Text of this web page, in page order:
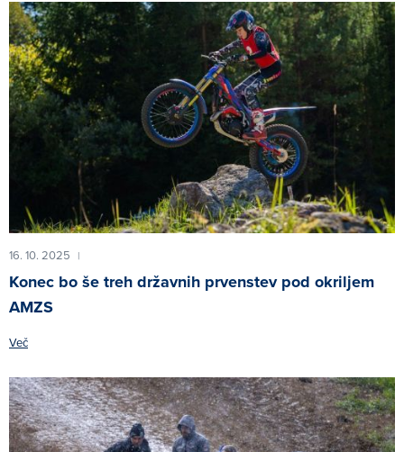
16. 10. 2025 |
Konec bo še treh državnih prvenstev pod okriljem
AMZS
Več